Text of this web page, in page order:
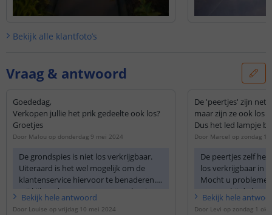
Bekijk alle klantfoto’s
Vraag & antwoord
Goededag,
Verkopen jullie het prik gedeelte ook los?
Groetjes
Door Malou op donderdag 9 mei 2024
De grondspies is niet los verkrijgbaar.
Uiteraard is het wel mogelijk om de
klantenservice hiervoor te benaderen.
Wij kijken dan mee naar een oplossing.
Bekijk hele antwoord
Door Louise op vrijdag 10 mei 2024
De 'peertjes' zijn net
maar zijn ze ook los
Dus het led lampje
Door Marcel op zondag 1
De peertjes zelf
los verkrijgbaar in
Mocht u
ervaren bij de
beste contact met
Bekijk hele
Door Levi op zondag 1